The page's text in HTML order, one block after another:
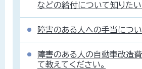
などの給付について知りたい
障害のある人への手当につい
障害のある人の自動車改造
て教えてください。